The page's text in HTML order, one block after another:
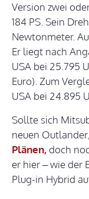
Version zwei
184 PS. Sein
Newtonmeter.
Er liegt nach
USA bei 25.795
Euro). Zum
USA bei 24.895
Sollte sich
neuen
Plänen,doch
er hier – wie der
Plug-in Hybrid